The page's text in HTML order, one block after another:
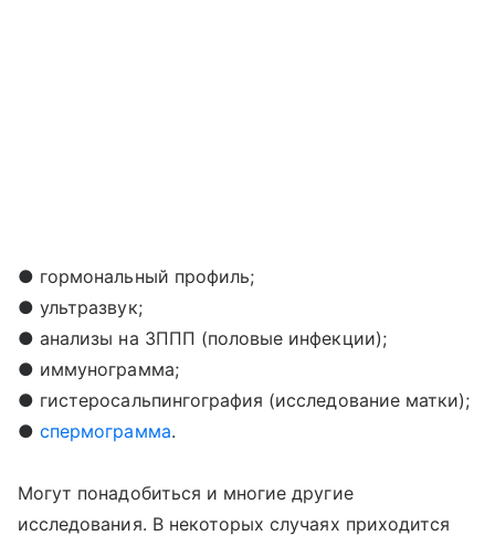
● гормональный профиль;
● ультразвук;
● анализы на ЗППП (половые инфекции);
● иммунограмма;
● гистеросальпингография (исследование матки);
●спермограмма.
Могут понадобиться и многие другие
исследования. В некоторых случаях приходится